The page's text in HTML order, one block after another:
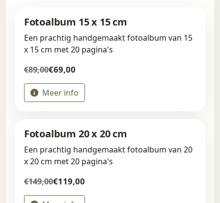
Fotoalbum 15 x 15 cm
Een prachtig handgemaakt fotoalbum van 15
x 15 cm met 20 pagina's
€89,00€69,00
Meer info
Fotoalbum 20 x 20 cm
Een prachtig handgemaakt fotoalbum van 20
x 20 cm met 20 pagina's
€149,00€119,00